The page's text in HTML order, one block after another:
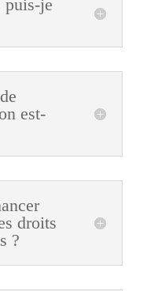
puis-je
est-
droits
?